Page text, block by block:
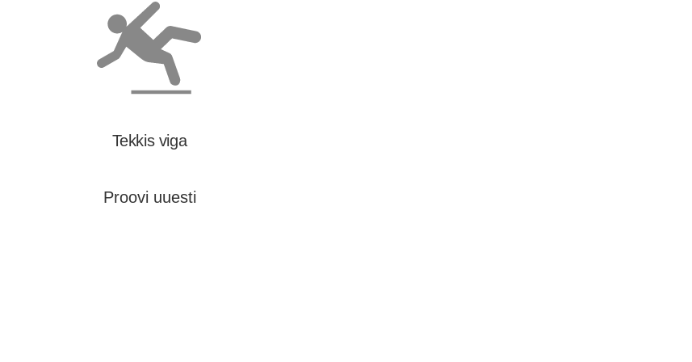
Tekkis viga
Proovi uuesti